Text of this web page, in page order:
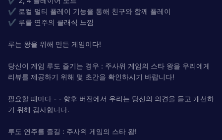
✔ 로컬 멀티 플레이 기능을 통해 친구와 함께 플레이
✔ 루를 연주의 클래식 느낌
루는 왕을 위해 만든 게임이다!
당신이 게임 루도 즐기는 경우 : 주사위 게임의 스타 왕을 우리에게
리뷰를 제공하기 위해 몇 초간을 확인하시기 바랍니다!
필요할 때마다 - - 향후 버전에서 우리는 당신의 의견을 듣고 개선하
기 위해 감사합니다.
루도 연주를 즐길 : 주사위 게임의 스타 왕!